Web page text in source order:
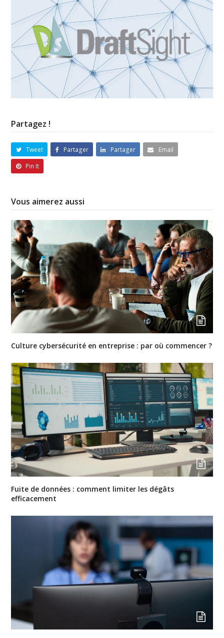
Partagez !
Tweet Partager Partager
Email
Pin It
Vous aimerez aussi
Culture cybersécurité en entreprise : par où commencer ?
Fuite de données : comment limiter les dégâts
efficacement